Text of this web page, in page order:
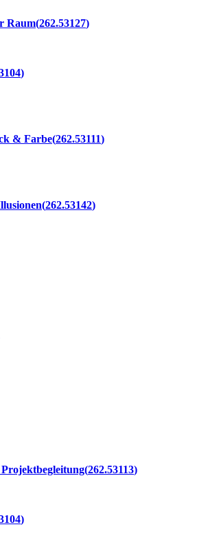
Raum 262.53127
& Farbe 262.53111
262.53142
262.53113